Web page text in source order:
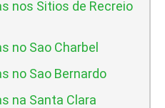
nos Sitios de Recreio
no Sao Charbel
no Sao Bernardo
na Santa Clara